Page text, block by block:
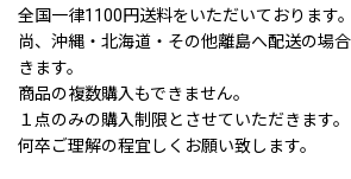
全国一律1100円送料をいただいております。
尚、沖縄・北海道・その他離島へ配送の場
きます。
商品の複数購入もできません。
１点のみの購入制限とさせていただきます。
何卒ご理解の程宜しくお願い致します。